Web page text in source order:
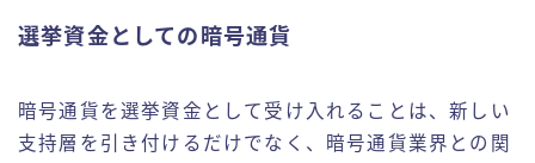
選挙資金としての暗号通貨
暗号通貨を選挙資金として受け入れることは、新しい
支持層を引き付けるだけでなく、暗号通貨業界との関